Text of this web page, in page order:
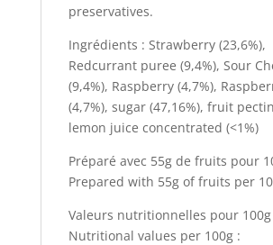
preservatives.
Ingrédients : Strawberry (23,6%),
Redcurrant puree (9,4%), Sour
(9,4%), Raspberry (4,7%),
(4,7%), sugar (47,16%), fruit
lemon juice concentrated (<1%)
Préparé avec 55g de fruits pour
Prepared with 55g of fruits per
Valeurs nutritionnelles pour 100g
Nutritional values per 100g :